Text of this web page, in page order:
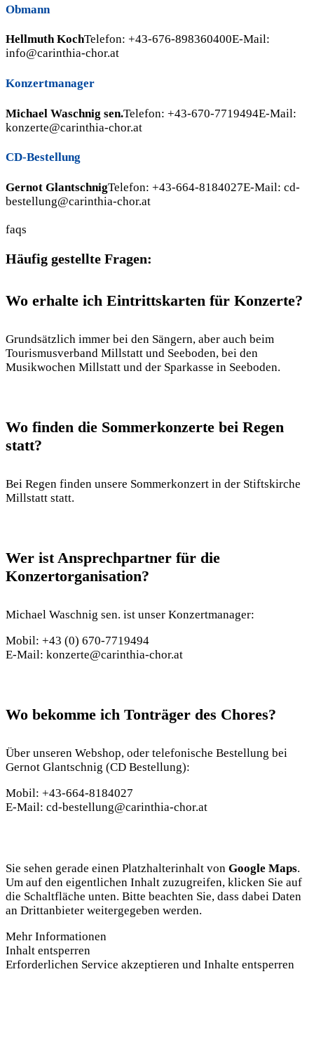
Obmann
Hellmuth KochTelefon: +43-676-898360400E-Mail:
info@carinthia-chor.at
Konzertmanager
Michael Waschnig sen.Telefon: +43-670-7719494E-Mail:
konzerte@carinthia-chor.at
CD-Bestellung
Gernot GlantschnigTelefon: +43-664-8184027E-Mail: cd-
bestellung@carinthia-chor.at
faqs
Häufig gestellte Fragen:
Wo erhalte ich Eintrittskarten für Konzerte?
Grundsätzlich immer bei den Sängern, aber auch beim
Tourismusverband Millstatt und Seeboden, bei den
Musikwochen Millstatt und der Sparkasse in Seeboden.
Wo finden die Sommerkonzerte bei Regen
statt?
Bei Regen finden unsere Sommerkonzert in der Stiftskirche
Millstatt statt.
Wer ist Ansprechpartner für die
Konzertorganisation?
Michael Waschnig sen. ist unser Konzertmanager:
Mobil: +43 (0) 670-7719494
E-Mail: konzerte@carinthia-chor.at
Wo bekomme ich Tonträger des Chores?
Über unseren Webshop, oder telefonische Bestellung bei
Gernot Glantschnig (CD Bestellung):
Mobil: +43-664-8184027
E-Mail: cd-bestellung@carinthia-chor.at
Sie sehen gerade einen Platzhalterinhalt von Google Maps.
Um auf den eigentlichen Inhalt zuzugreifen, klicken Sie auf
die Schaltfläche unten. Bitte beachten Sie, dass dabei Daten
an Drittanbieter weitergegeben werden.
Mehr Informationen
Inhalt entsperren
Erforderlichen Service akzeptieren und Inhalte entsperren